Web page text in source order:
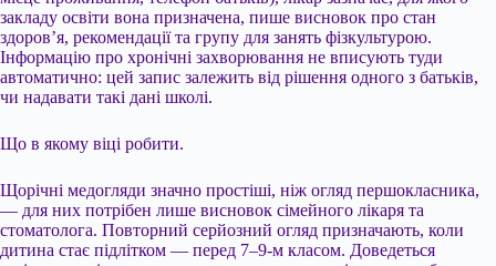
закладу освіти вона призначена, пише висновок про стан
здоров’я, рекомендації та групу для занять фізкультурою.
Інформацію про хронічні захворювання не вписують туди
автоматично: цей запис залежить від рішення одного з батьків,
чи надавати такі дані школі.
Що в якому віці робити.
Щорічні медогляди значно простіші, ніж огляд першокласника,
— для них потрібен лише висновок сімейного лікаря та
стоматолога. Повторний серйозний огляд призначають, коли
дитина стає підлітком — перед 7–9-м класом. Доведеться